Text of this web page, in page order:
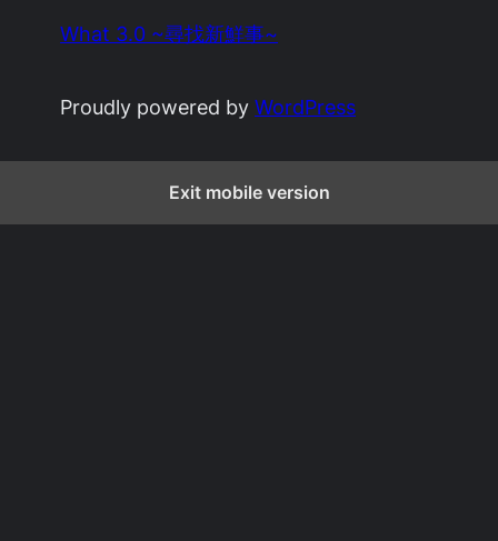
What 3.0 ~尋找新鮮事~
Proudly powered byWordPress
Exit mobile version